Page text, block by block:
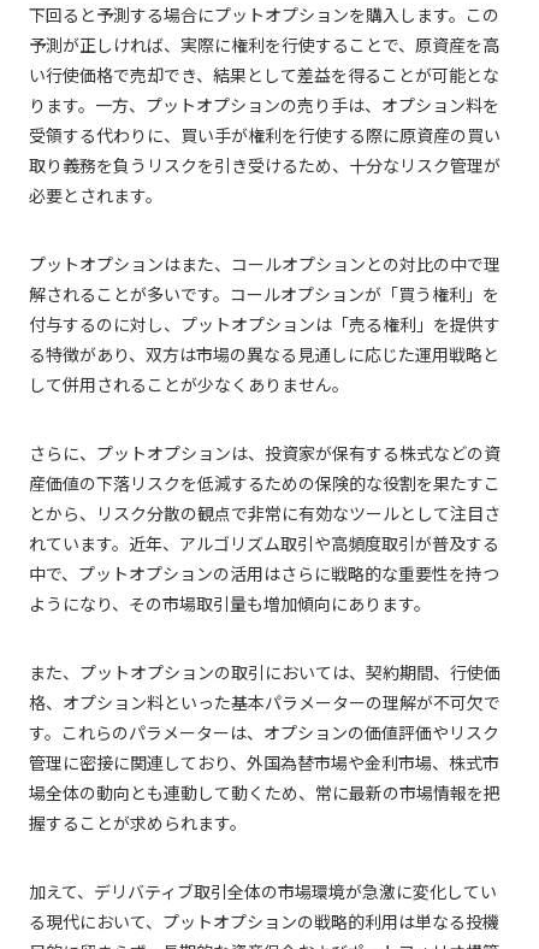
下回ると予測する場合にプットオプションを購入します。この
予測が正しければ、実際に権利を行使することで、原資産を高
い行使価格で売却でき、結果として差益を得ることが可能とな
ります。一方、プットオプションの売り手は、オプション料を
受領する代わりに、買い手が権利を行使する際に原資産の買い
取り義務を負うリスクを引き受けるため、十分なリスク管理が
必要とされます。
プットオプションはまた、コールオプションとの対比の中で理
解されることが多いです。コールオプションが「買う権利」を
付与するのに対し、プットオプションは「売る権利」を提供す
る特徴があり、双方は市場の異なる見通しに応じた運用戦略と
して併用されることが少なくありません。
さらに、プットオプションは、投資家が保有する株式などの資
産価値の下落リスクを低減するための保険的な役割を果たすこ
とから、リスク分散の観点で非常に有効なツールとして注目さ
れています。近年、アルゴリズム取引や高頻度取引が普及する
中で、プットオプションの活用はさらに戦略的な重要性を持つ
ようになり、その市場取引量も増加傾向にあります。
また、プットオプションの取引においては、契約期間、行使価
格、オプション料といった基本パラメーターの理解が不可欠で
す。これらのパラメーターは、オプションの価値評価やリスク
管理に密接に関連しており、外国為替市場や金利市場、株式市
場全体の動向とも連動して動くため、常に最新の市場情報を把
握することが求められます。
加えて、デリバティブ取引全体の市場環境が急激に変化してい
る現代において、プットオプションの戦略的利用は単なる投機